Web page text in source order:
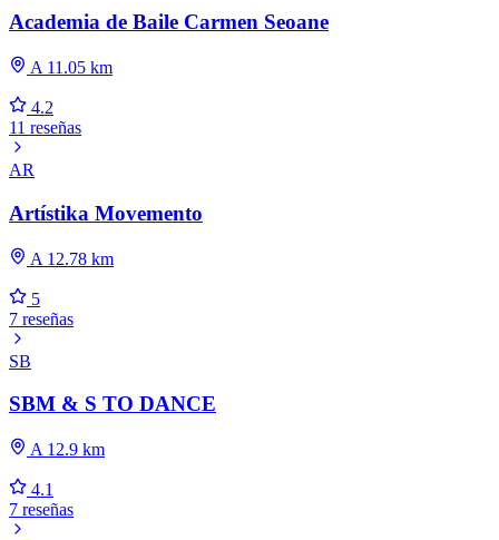
Academia de Baile Carmen Seoane
A 11.05 km
4.2
11 reseñas
AR
Artístika Movemento
A 12.78 km
5
7 reseñas
SB
SBM & S TO DANCE
A 12.9 km
4.1
7 reseñas